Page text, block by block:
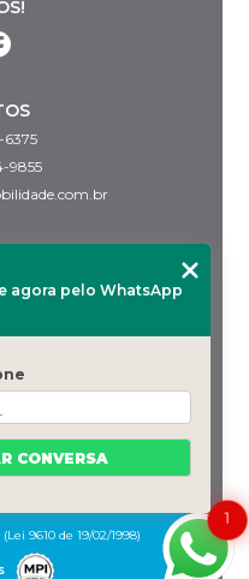
6375
9855
9610 de 19/02/1998)
1
agora pelo WhatsApp
CONVERSA